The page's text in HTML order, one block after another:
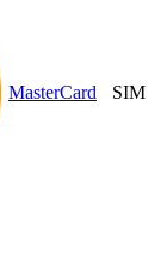
MasterCard SIM